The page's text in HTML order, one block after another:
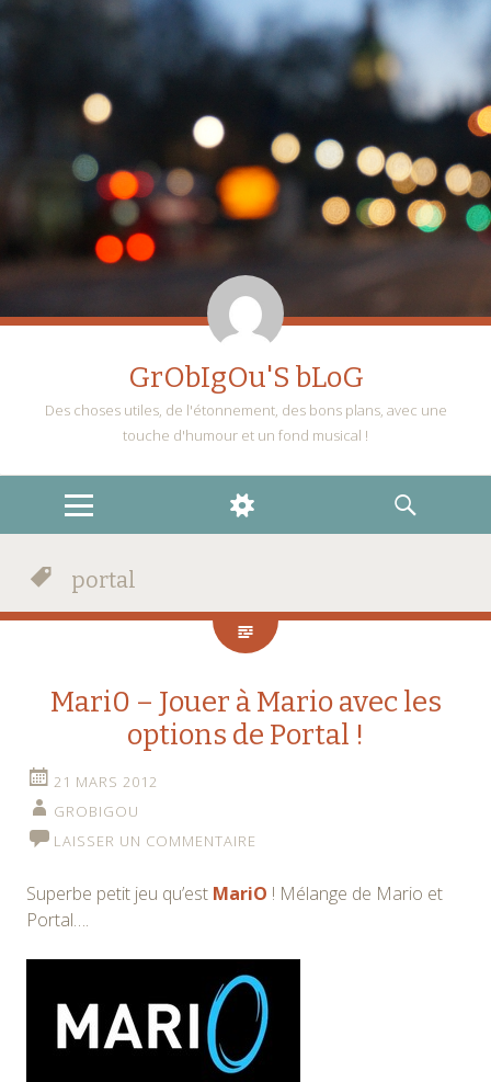
GrObIgOu'S bLoG
Des choses utiles, de l'étonnement, des bons plans, avec une
touche d'humour et un fond musical !
MENU
WIDGETS
RECHERCHE
portal
Mari0 – Jouer à Mario avec les
options de Portal !
21 MARS 2012
GROBIGOU
LAISSER UN COMMENTAIRE
Superbe petit jeu qu’est MariO ! Mélange de Mario et
Portal….